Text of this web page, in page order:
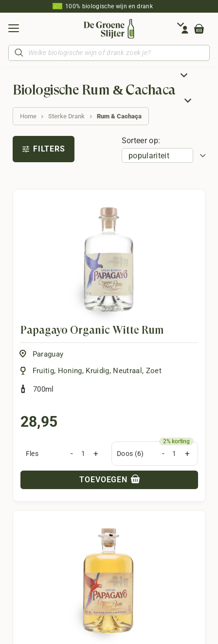
100% biologische wijn en drank
Producten
zoeken
Papagayo Organic Witte Rum
Paraguay
Fruitig, Honing, Kruidig, Neutraal , Zoet
700ml
28,95
Fles - + Doos (6) - +
TOEVOEGEN
Biologische Rum & Cachaça
Home Sterke Drank Rum & Cachaça
tune FILTERS
Sorteer op: